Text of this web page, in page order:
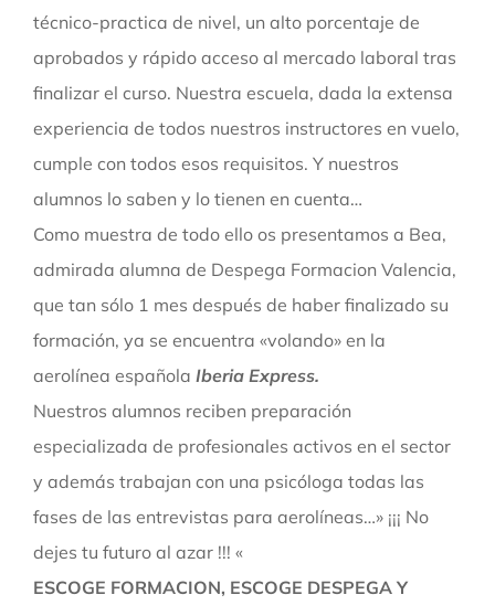
técnico-practica de nivel, un alto porcentaje de
aprobados y rápido acceso al mercado laboral tras
finalizar el curso. Nuestra escuela, dada la extensa
experiencia de todos nuestros instructores en vuelo,
cumple con todos esos requisitos. Y nuestros
alumnos lo saben y lo tienen en cuenta…
Como muestra de todo ello os presentamos a Bea,
admirada alumna de Despega Formacion Valencia,
que tan sólo 1 mes después de haber finalizado su
formación, ya se encuentra «volando» en la
aerolínea española Iberia Express.
Nuestros alumnos reciben preparación
especializada de profesionales activos en el sector
y además trabajan con una psicóloga todas las
fases de las entrevistas para aerolíneas…» ¡¡¡ No
dejes tu futuro al azar !!! «
ESCOGE FORMACION, ESCOGE DESPEGA Y